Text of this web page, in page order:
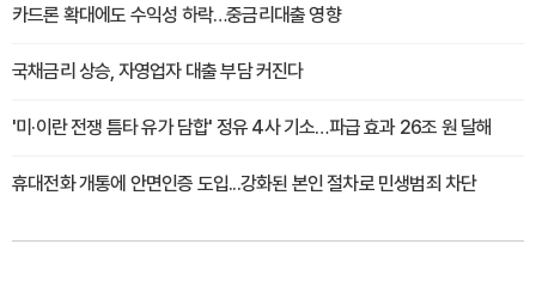
카드론 확대에도 수익성 하락…중금리대출 영향
국채금리 상승, 자영업자 대출 부담 커진다
'미·이란 전쟁 틈타 유가 담합' 정유 4사 기소…파급 효과 26조 원 달해
휴대전화 개통에 안면인증 도입...강화된 본인 절차로 민생범죄 차단